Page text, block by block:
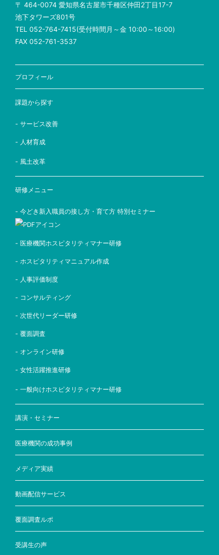
〒 464-0074 愛知県名古屋市千種区仲田2丁目17-7
池下タワーズ801号
TEL 052-764-7415(受付時間月～金 10:00～16:00)
FAX 052-761-3537
プロフィール
課題から探す
- サービス改善
- 人材育成
- 風土改革
研修メニュー
- 今どき新入職員の接し方・育て方 特別セミナー
- 医療機関ホスピタリティマナー研修
- ホスピタリティマニュアル作成
- 人事評価制度
- コンサルティング
- 次世代リーダー研修
- 覆面調査
- オンライン研修
- 女性活躍推進研修
- 一般向けホスピタリティマナー研修
講演・セミナー
医療機関の成功事例
メディア実績
動画配信サービス
覆面調査ルポ
受講生の声